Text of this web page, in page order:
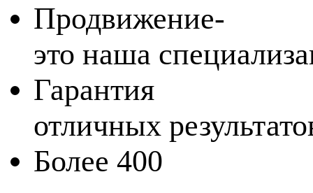
Продвижение-
это наша
Гарантия
отличных
Более 400